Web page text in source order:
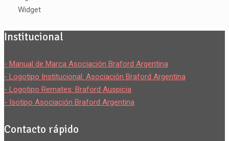
Institucional
- Manual de Marca Asociación Braford Argentina
- Logotipo Institucional: Asociación Braford Argentina
- Logotipo Remates: Braford Auspicia
- Isotipo Asociación Braford Argentina
Contacto rápido